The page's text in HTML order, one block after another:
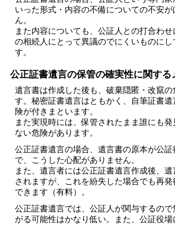
いった形式・内容の不備についての不安
ん。
また内容についても、公証人との打合わ
の相続人にとって異議のでにくいものにし
す。
公正証書遺言の保管の確実性に関する
遺言書は作成した後も、破棄隠匿・改竄の
す。秘密証書遺言はともかく、自筆証書
険が付きまといます。
また実現時には、保管されたまま誰にも
ない危険があります。
公正証書遺言の場合、遺言書の原本が公
で、こうした心配がありません。
また、遺言者には公正証書遺言作成後、
されますが、これを紛失した場合でも再
できます（有料）。
公正証書遺言では、公証人が関与するの
がる可能性はかなり低い。また、公証役